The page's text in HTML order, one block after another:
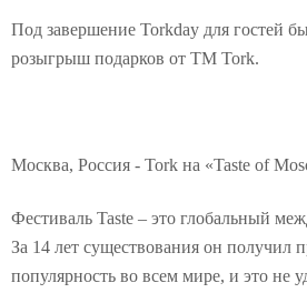
Под завершение Torkday для гостей
розыгрыш подарков от ТМ Tork.
Москва, Россия - Tork на «Taste of
Фестиваль Taste – это глобальный
За 14 лет существования он получил
популярность во всем мире, и это не